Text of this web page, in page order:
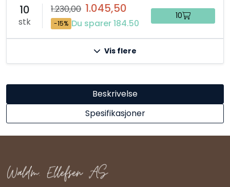
10
stk
1.230,00 1.045,50
-15% Du sparer 184.50
10
Vis flere
Beskrivelse
Spesifikasjoner